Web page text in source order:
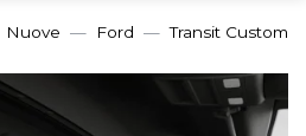
Nuove Ford Transit Custom